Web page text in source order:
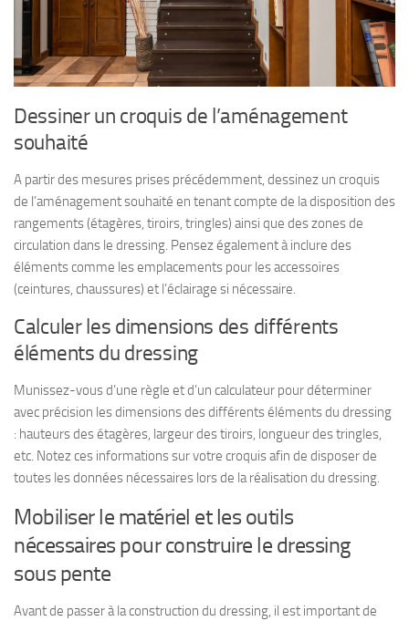
Dessiner un croquis de l’aménagement
souhaité
A partir des mesures prises précédemment, dessinez un croquis
de l’aménagement souhaité en tenant compte de la disposition des
rangements (étagères, tiroirs, tringles) ainsi que des zones de
circulation dans le dressing. Pensez également à inclure des
éléments comme les emplacements pour les accessoires
(ceintures, chaussures) et l’éclairage si nécessaire.
Calculer les dimensions des différents
éléments du dressing
Munissez-vous d’une règle et d’un calculateur pour déterminer
avec précision les dimensions des différents éléments du dressing
: hauteurs des étagères, largeur des tiroirs, longueur des tringles,
etc. Notez ces informations sur votre croquis afin de disposer de
toutes les données nécessaires lors de la réalisation du dressing.
Mobiliser le matériel et les outils
nécessaires pour construire le dressing
sous pente
Avant de passer à la construction du dressing, il est important de